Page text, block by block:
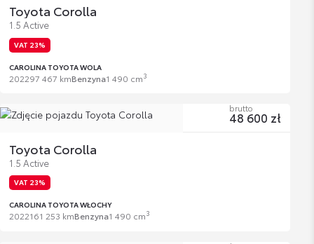
Toyota Corolla
1.5 Active
VAT 23%
CAROLINA TOYOTA WOLA
202297 467 kmBenzyna1 490 cm3
Toyota Corolla
1.5 Active
VAT 23%
CAROLINA TOYOTA WŁOCHY
2022161 253 kmBenzyna1 490 cm3
brutto
48 600 zł